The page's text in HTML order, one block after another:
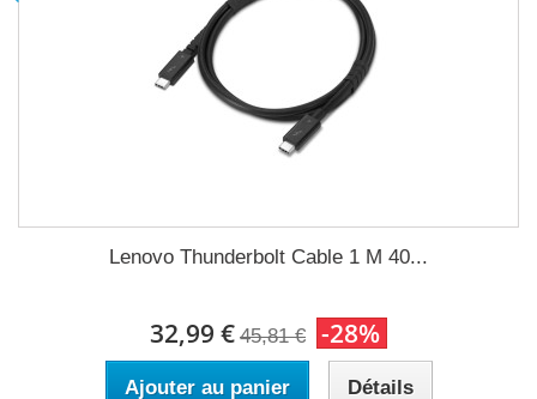
Lenovo Thunderbolt Cable 1 M 40...
32,99 € 45,81 € -28%
Ajouter au panier Détails